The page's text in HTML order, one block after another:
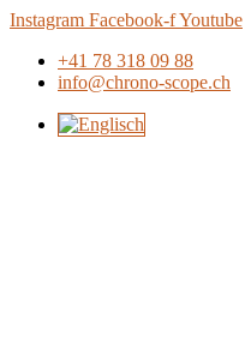
Zum
springen
Instagram Facebook-fYoutube
+41 78 318 09 88
info@chrono-scope.ch